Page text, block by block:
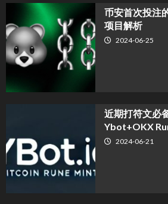
币安首次投注
项目解析
2024-06-25
近期打符文
Ybot+OKX
2024-06-21